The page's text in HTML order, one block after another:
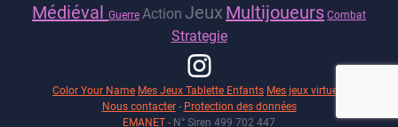
Médiéval Guerre Action Jeux Multijoueurs Combat
Strategie
Color Your Name Mes Jeux Tablette Enfants Mes jeux virtuels
Nous contacter- Protection des données
EMANET - N° Siren 499 702 447